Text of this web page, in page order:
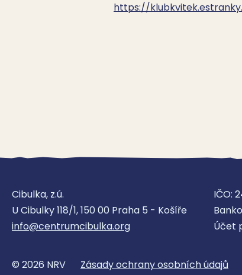
https://
Cibulka, z.ú.
U Cibulky 118/1, 150 00 Praha 5 - Košíře
info@centrumcibulka.org
IČO:
Účet
© 2026 NRV Zásady ochrany osobních údajů